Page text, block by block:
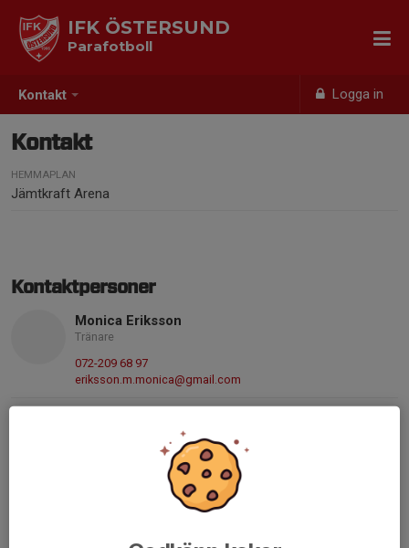
Kontakt Logga in
IFK ÖSTERSUND
Parafotboll
Kontakt
HEMMAPLAN
Jämtkraft Arena
Kontaktpersoner
Monica Eriksson
Tränare
072-209 68 97
eriksson.m.monica@gmail.com
elin.brostrom@ostersund.se
Carolina Falkenberg